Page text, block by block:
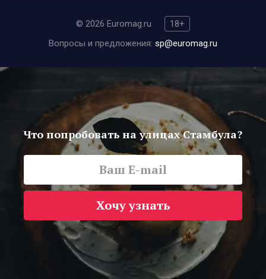
© 2026 Euromag.ru
18+
Вопросы и предложения: sp@euromag.ru
Что попробовать на улицах Стамбула?
Хочу узнать